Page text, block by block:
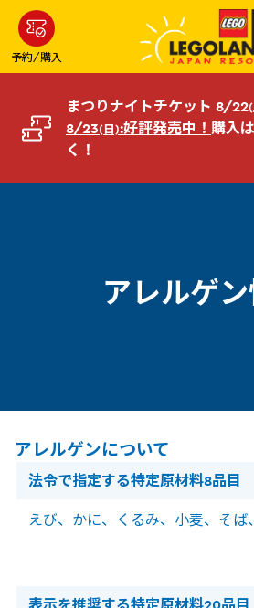
ン
コ
へ
予約/購入
まつりナイトチケット 8/22
8/23(日):好評発売中！ 購入
く！
アレルゲ
アレルゲンについて
法令で指定する特定原材料8品目
えび、かに、くるみ、小麦、そば
表示を推奨する特定原材料20品目